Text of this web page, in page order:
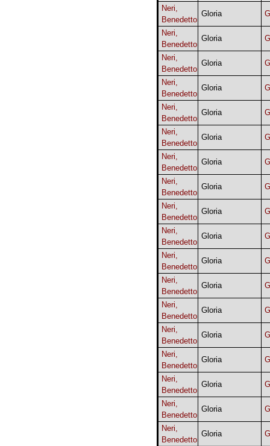
Neri,
Benedetto
Gloria
Neri,
Benedetto
Gloria
Neri,
Benedetto
Gloria
Neri,
Benedetto
Gloria
Neri,
Benedetto
Gloria
Neri,
Benedetto
Gloria
Neri,
Benedetto
Gloria
Neri,
Benedetto
Gloria
Neri,
Benedetto
Gloria
Neri,
Benedetto
Gloria
Neri,
Benedetto
Gloria
Neri,
Benedetto
Gloria
Neri,
Benedetto
Gloria
Neri,
Benedetto
Gloria
Neri,
Benedetto
Gloria
Neri,
Benedetto
Gloria
Neri,
Benedetto
Gloria
Neri,
Benedetto
Gloria